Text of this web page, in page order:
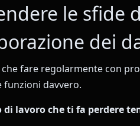
le sfide
dei
che fare regolarmente con
davvero.
lavoro che ti fa perdere